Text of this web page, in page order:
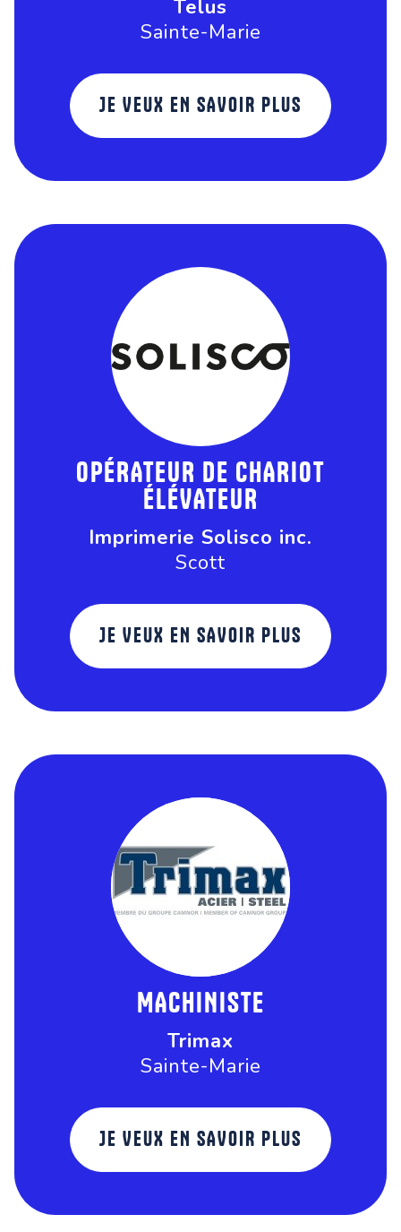
Telus
Sainte-Marie
JE VEUX EN SAVOIR PLUS
OPÉRATEUR DE CHARIOT
ÉLÉVATEUR
Imprimerie Solisco inc.
Scott
JE VEUX EN SAVOIR PLUS
MACHINISTE
Trimax
Sainte-Marie
JE VEUX EN SAVOIR PLUS